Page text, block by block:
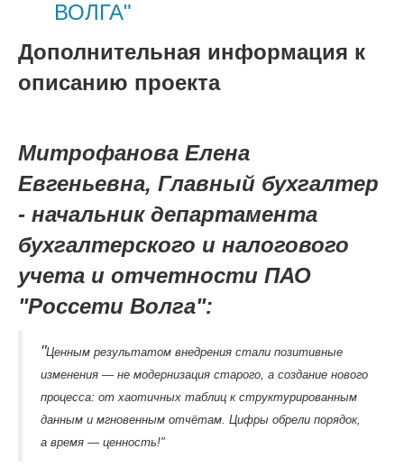
ВОЛГА"
Дополнительная информация к
описанию проекта
Митрофанова Елена
Евгеньевна, Главный бухгалтер
- начальник департамента
бухгалтерского и налогового
учета и отчетности ПАО
"Россети Волга":
"Ценным результатом внедрения стали позитивные
изменения — не модернизация старого, а создание нового
процесса: от хаотичных таблиц к структурированным
данным и мгновенным отчётам. Цифры обрели порядок,
а время — ценность!"